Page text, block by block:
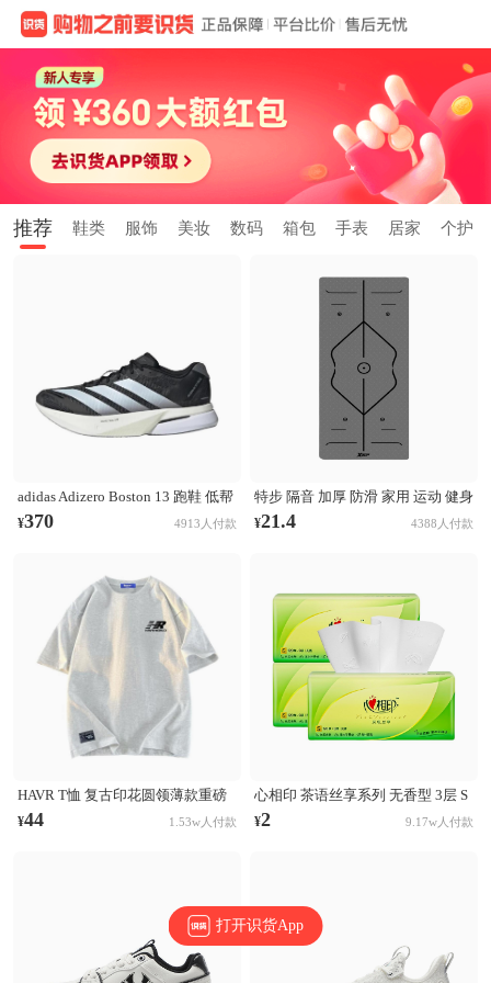
推荐 鞋类 服饰 美妆 数码 箱包 手表 居家 个护
adidas Adizero Boston 13 跑鞋 低帮
系带防滑耐磨透气玻纤柱竞训支撑
¥370 4913人付款
特步 隔音 加厚 防滑 家用 运动 健身
跳操 TPE 方形 瑜伽垫 AJA001 浅灰
¥21.4 4388人付款
HAVR T恤 复古印花圆领薄款重磅
纯棉短袖T恤 21A2201T923 白花灰
¥44 1.53w人付款
心相印 茶语丝享系列 无香型 3层 S
码 132×190mm 抽纸
¥2 9.17w人付款
打开识货App